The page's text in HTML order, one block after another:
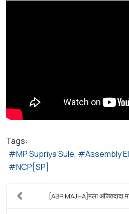
Tags:
MP Supriya Sule
Assembly
NCP[SP]
[ABP MAJHA]मला अजितदादा